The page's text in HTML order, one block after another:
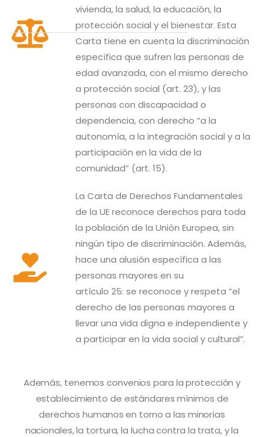
vivienda, la salud, la educación, la
protección social y el bienestar. Esta
Carta tiene en cuenta la discriminación
específica que sufren las personas de
edad avanzada, con el mismo derecho
a protección social (art. 23), y las
personas con discapacidad o
dependencia, con derecho “a la
autonomía, a la integración social y a la
participación en la vida de la
comunidad” (art. 15).
La Carta de Derechos Fundamentales
de la UE reconoce derechos para toda
la población de la Unión Europea, sin
ningún tipo de discriminación. Además,
hace una alusión específica a las
personas mayores en su
artículo 25: se reconoce y respeta “el
derecho de las personas mayores a
llevar una vida digna e independiente y
a participar en la vida social y cultural”.
Además, tenemos convenios para la protección y
establecimiento de estándares mínimos de
derechos humanos en torno a las minorías
nacionales, la tortura, la lucha contra la trata, y la